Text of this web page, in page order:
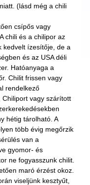
(lásd még a chili
csípős vagy
chili és a chilipor az
kedvelt ízesítője, de a
és az USA déli
Hatóanyaga a
Chilit frissen vagy
rendelkező
vagy szárított
hétig tárolható. A
több évig megőrzik
van a
gyomor- és
ne fogyasszunk chilit.
maró érzést okoz.
viseljünk kesztyűt,